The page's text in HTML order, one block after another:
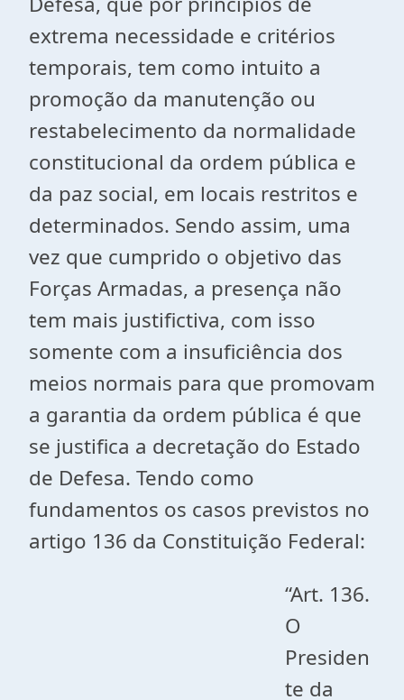
extrema necessidade e critérios
temporais, tem como intuito a
promoção da manutenção ou
restabelecimento da normalidade
constitucional da ordem pública e
da paz social, em locais restritos e
determinados. Sendo assim, uma
vez que cumprido o objetivo das
Forças Armadas, a presença não
tem mais justifictiva, com isso
somente com a insuficiência dos
meios normais para que promovam
a garantia da ordem pública é que
se justifica a decretação do Estado
de Defesa. Tendo como
fundamentos os casos previstos no
artigo 136 da Constituição Federal:
“Art. 136.
O
Presiden
te da